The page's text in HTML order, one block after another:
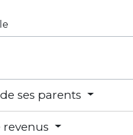
ses parents